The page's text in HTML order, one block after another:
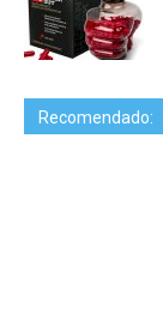
Recomendado: